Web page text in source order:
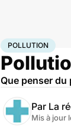
Accueil Bien-être
POLLUTION
Que penser
Par La
Mis à jour